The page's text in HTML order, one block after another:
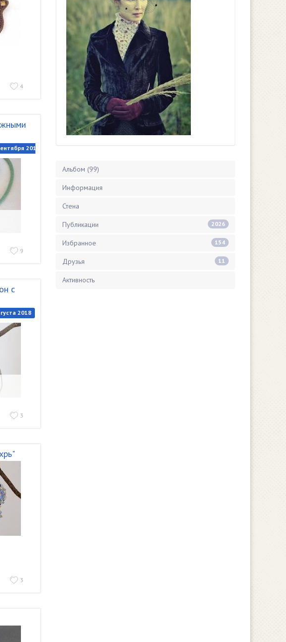
4
2018
9
с
2018
3
3
Альбом (99)
Информация
Стена
Публикации 2026
Избранное 154
Друзья 11
Активность